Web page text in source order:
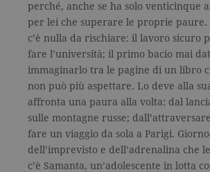
perché, anche se ha solo venticinque
per lei che superare le proprie paure.
c’è nulla da rischiare: il lavoro sicuro
fare l’università; il primo bacio mai
immaginarlo tra le pagine di un libro
non può più aspettare. Lo deve alla
affronta una paura alla volta: dal
sulle montagne russe;
fare un viaggio da sola a Parigi.
dell’imprevisto e dell’adrenalina che
c’è Samanta, un’adolescente in lotta